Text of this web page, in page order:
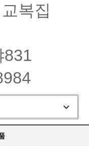
복집
831